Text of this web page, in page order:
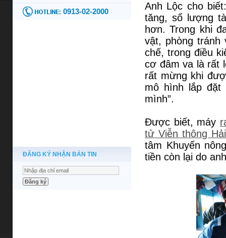
ĐĂNG KÝ NHẬN BẢN TIN
Anh Lộc cho
tăng, số lượng
hơn. Trong khi
vật, phòng tránh
chế, trong điều
cơ đâm va là rất
rất mừng khi
mô hình lắp
mình”.
Được biết, máy
tử Viễn thông
tâm Khuyến
tiền còn lại do